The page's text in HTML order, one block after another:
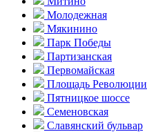
Молодежная
Мякинино
Парк Победы
Партизанская
Первомайская
Площадь Революции
Пятницкое шоссе
Семеновская
Славянский бульвар